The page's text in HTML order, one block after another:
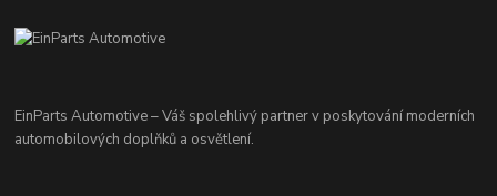
EinParts Automotive – Váš spolehlivý partner v poskytování moderních
automobilových doplňků a osvětlení.